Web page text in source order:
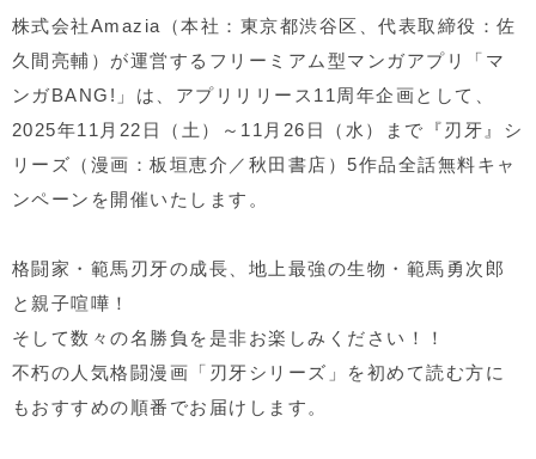
株式会社Amazia（本社：東京都渋谷区、代表取締役：佐
久間亮輔）が運営するフリーミアム型マンガアプリ「マ
ンガBANG!」は、アプリリリース11周年企画として、
2025年11月22日（土）～11月26日（水）まで『刃牙』シ
リーズ（漫画：板垣恵介／秋田書店）5作品全話無料キャ
ンペーンを開催いたします。
格闘家・範馬刃牙の成長、地上最強の生物・範馬勇次郎
と親子喧嘩！
そして数々の名勝負を是非お楽しみください！！
不朽の人気格闘漫画「刃牙シリーズ」を初めて読む方に
もおすすめの順番でお届けします。